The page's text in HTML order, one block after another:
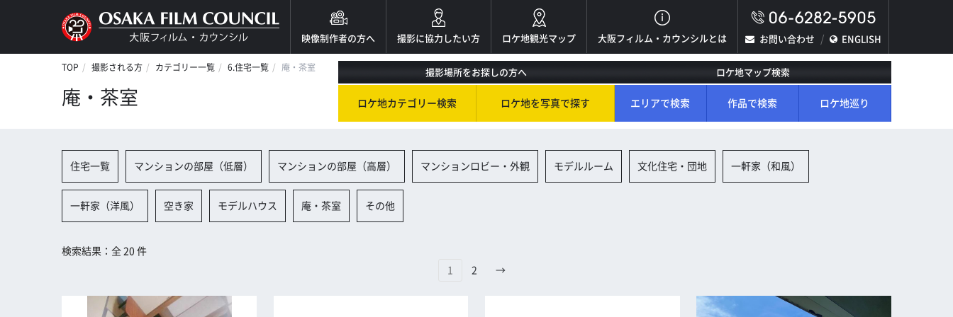
映像制作者の方へ 撮影に協力したい方 ロケ地観光マップ 大阪フィルム・カウンシルとは お問い合わせ ENGLISH
TOP 撮影される方 カテゴリー一覧 6.住宅一覧 庵・茶室
庵・茶室
撮影場所をお探しの方へ
ロケ地カテゴリー検索 ロケ地を写真で探す
ロケ地マップ検索
エリアで検索 作品で検索 ロケ地巡り
住宅一覧 マンションの部屋（低層） マンションの部屋（高層） マンションロビー・外観 モデルルーム 文化住宅・団地 一軒家（和風）
一軒家（洋風） 空き家 モデルハウス 庵・茶室 その他
検索結果：全 20 件
1
2 →